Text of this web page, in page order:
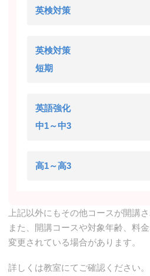
英検対策
英検対策
短期
英語強化
中1～中3
高1～高3
上記以外にもその他コースが開講
また、開講コースや対象年齢、料
変更されている場合があります。
詳しくは教室にてご確認ください。